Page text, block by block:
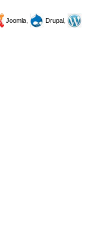
Joomla,
Drupal,